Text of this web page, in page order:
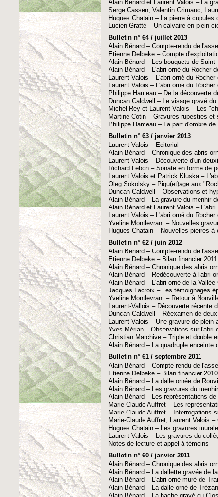
Alain Bénard et Laurent Valois – La
Serge Cassen, Valentin Grimaud,
Hugues Chatain – La pierre à
Lucien Gratté – Un calvaire en plein
Bulletin n° 64 / juillet 2013
Alain Bénard – Compte-rendu de
Etienne Delbeke – Compte
Alain Bénard – Les bouquets de
Alain Bénard – L'abri orné du Rocher
Laurent Valois – L'abri orné du
Laurent Valois – L'abri orné du
Philippe Hameau – De la découverte
Duncan Caldwell – Le visage gravé
Michel Rey et Laurent Valois – Les
Martine Cotin – Gravures rupestres et
Philippe Hameau – La part d'ombre
Bulletin n° 63 / janvier 2013
Laurent Valois – Editorial
Alain Bénard – Chronique des abris
Laurent Valois – Découverte d'un
Richard Lebon – Sonate en forme de
Laurent Valois et Patrick Kluska –
Oleg Sokolsky – Piqu(et)age aux
Duncan Caldwell – Observations et
Alain Bénard – La gravure du menhir
Alain Bénard et Laurent Valois –
Laurent Valois – L'abri orné du
Yveline Montlevrant – Nouvelles
Hugues Chatain – Nouvelles pierres à
Bulletin n° 62 / juin 2012
Alain Bénard – Compte-rendu de
Etienne Delbeke – Bilan financier 2011
Alain Bénard – Chronique des abris
Alain Bénard – Redécouverte à l'abri
Alain Bénard – L'abri orné de la
Jacques Lacroix – Les témoignages
Yveline Montlevrant – Retour à
Laurent-Vallois – Découverte récente
Duncan Caldwell – Réexamen de
Laurent Valois – Une gravure de
Yves Mérian – Observations sur l'abri
Christian Marchive – Triple et double
Alain Bénard – La quadruple enceinte
Bulletin n° 61 / septembre 2011
Alain Bénard – Compte-rendu de
Etienne Delbeke – Bilan financier 2010
Alain Bénard – La dalle ornée de
Alain Bénard – Les gravures du
Alain Bénard – Les représentations
Marie-Claude Auffret – Les
Marie-Claude Auffret – Interrogations
Marie-Claude Auffret, Laurent Valois
Hugues Chatain – Les gravures
Laurent Valois – Les gravures du
Notes de lecture et appel à témoins
Bulletin n° 60 / janvier 2011
Alain Bénard – Chronique des abris
Alain Bénard – La dallette gravée de
Alain Bénard – L'abri orné muré de
Alain Bénard – La dalle orné de
Alain Bénard – La hache gravé du